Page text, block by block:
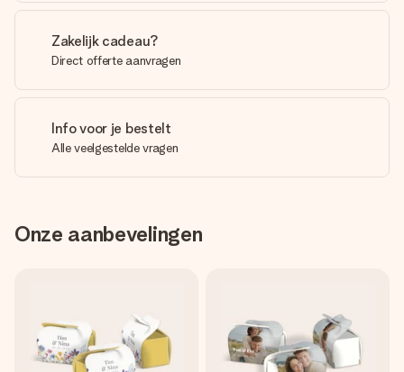
Zakelijk cadeau?
Direct offerte aanvragen
Info voor je bestelt
Alle veelgestelde vragen
Onze aanbevelingen